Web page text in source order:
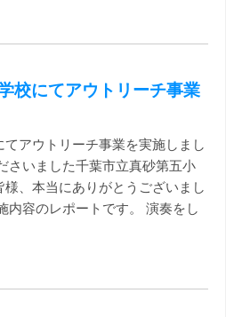
校にてアウトリーチ事業
アウトリーチ事業を実施しまし
さいました千葉市立真砂第五小
、本当にありがとうございまし
内容のレポートです。 演奏をし